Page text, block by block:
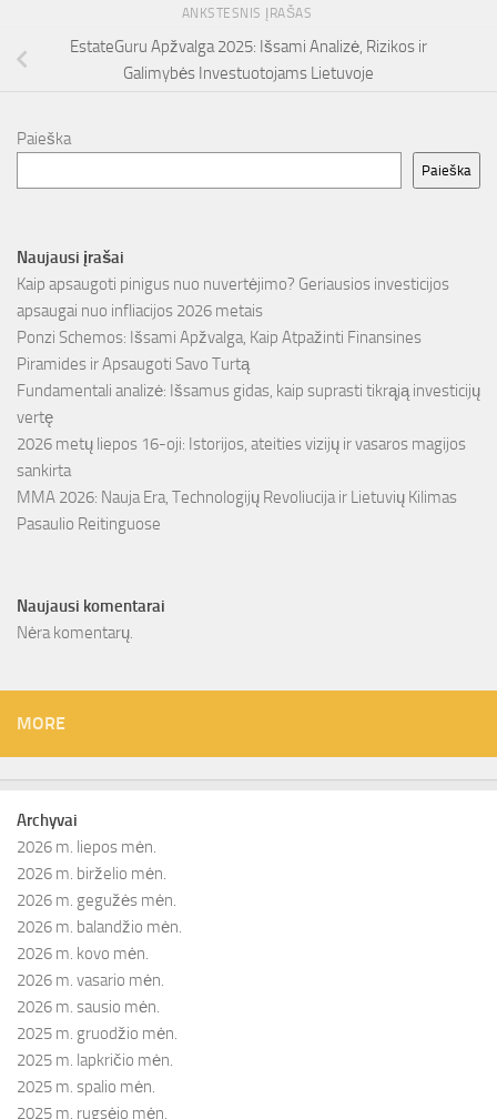
ANKSTESNIS ĮRAŠAS
EstateGuru Apžvalga 2025: Išsami Analizė, Rizikos ir
Galimybės Investuotojams Lietuvoje
Paieška
Paieška
Naujausi įrašai
Kaip apsaugoti pinigus nuo nuvertėjimo? Geriausios investicijos
apsaugai nuo infliacijos 2026 metais
Ponzi Schemos: Išsami Apžvalga, Kaip Atpažinti Finansines
Piramides ir Apsaugoti Savo Turtą
Fundamentali analizė: Išsamus gidas, kaip suprasti tikrąją investicijų
vertę
2026 metų liepos 16-oji: Istorijos, ateities vizijų ir vasaros magijos
sankirta
MMA 2026: Nauja Era, Technologijų Revoliucija ir Lietuvių Kilimas
Pasaulio Reitinguose
Naujausi komentarai
Nėra komentarų.
MORE
Archyvai
2026 m. liepos mėn.
2026 m. birželio mėn.
2026 m. gegužės mėn.
2026 m. balandžio mėn.
2026 m. kovo mėn.
2026 m. vasario mėn.
2026 m. sausio mėn.
2025 m. gruodžio mėn.
2025 m. lapkričio mėn.
2025 m. spalio mėn.
2025 m. rugsėjo mėn.